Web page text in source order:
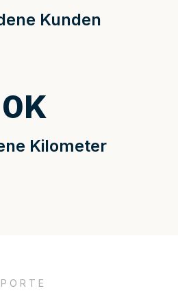
Kunden
Kilometer
0K